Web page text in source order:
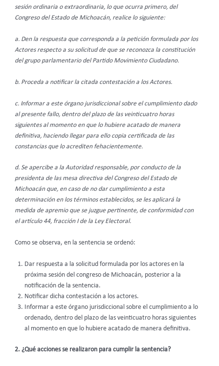
sesión ordinaria o extraordinaria, lo que ocurra primero, del
Congreso del Estado de Michoacán, realice lo siguiente:
a. Den la respuesta que corresponda a la petición formulada por los
Actores respecto a su solicitud de que se reconozca la constitución
del grupo parlamentario del Partido Movimiento Ciudadano.
b. Proceda a notificar la citada contestación a los Actores.
c. Informar a este órgano jurisdiccional sobre el cumplimiento dado
al presente fallo, dentro del plazo de las veinticuatro horas
siguientes al momento en que lo hubiere acatado de manera
definitiva, haciendo llegar para ello copia certificada de las
constancias que lo acrediten fehacientemente.
d. Se apercibe a la Autoridad responsable, por conducto de la
presidenta de las mesa directiva del Congreso del Estado de
Michoacán que, en caso de no dar cumplimiento a esta
determinación en los términos establecidos, se les aplicará la
medida de apremio que se juzgue pertinente, de conformidad con
el artículo 44, fracción I de la Ley Electoral.
Como se observa, en la sentencia se ordenó:
Dar respuesta a la solicitud formulada por los actores en la
próxima sesión del congreso de Michoacán, posterior a la
notificación de la sentencia.
Notificar dicha contestación a los actores.
Informar a este órgano jurisdiccional sobre el cumplimiento a lo
ordenado, dentro del plazo de las veinticuatro horas siguientes
al momento en que lo hubiere acatado de manera definitiva.
2. ¿Qué acciones se realizaron para cumplir la sentencia?